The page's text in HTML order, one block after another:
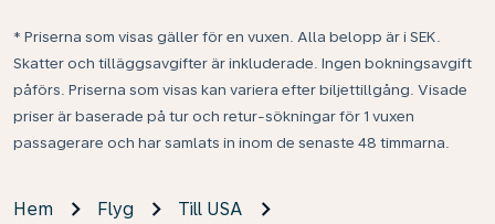
* Priserna som visas gäller för en vuxen. Alla belopp är i SEK.
Skatter och tilläggsavgifter är inkluderade. Ingen bokningsavgift
påförs. Priserna som visas kan variera efter biljettillgång. Visade
priser är baserade på tur och retur-sökningar för 1 vuxen
passagerare och har samlats in inom de senaste 48 timmarna.
Hem Flyg
Till USA